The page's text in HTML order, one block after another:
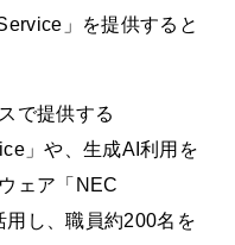
」を提供すると
で提供する
」や、生成AI利用を
ェア「NEC
し、職員約200名を